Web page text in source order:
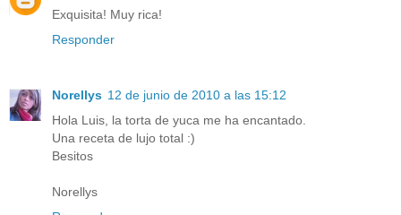
Exquisita! Muy rica!
Responder
Norellys 12 de junio de 2010 a las 15:12
Hola Luis, la torta de yuca me ha encantado.
Una receta de lujo total :)
Besitos
Norellys